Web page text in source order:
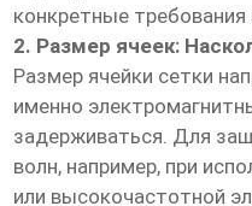
конкретные
2. Размер ячеек:
Размер ячейки сетки
именно
задерживаться. Для
волн, например, при
или высокочастотной